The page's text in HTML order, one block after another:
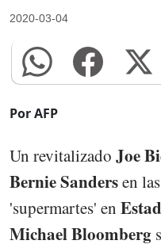
2020-03-04
Por AFP
Un revitalizado Joe
Bernie Sandersen
'supermartes' en
Michael Bloomberg